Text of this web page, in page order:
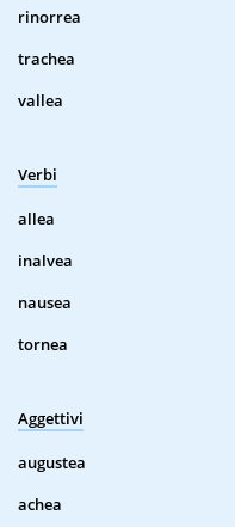
rinorrea
trachea
vallea
Verbi
allea
inalvea
nausea
tornea
Aggettivi
augustea
achea